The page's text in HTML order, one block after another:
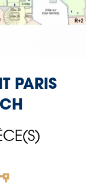
PARIS